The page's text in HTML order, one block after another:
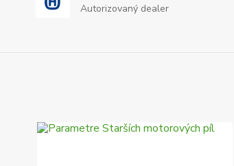
Autorizovaný dealer